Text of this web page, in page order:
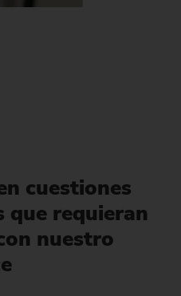
cuestiones
que requieran
nuestro